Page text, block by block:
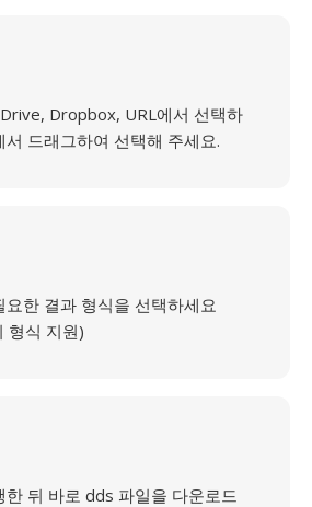
Dropbox, URL에서 선택하
서 드래그하여 선택해 주세요.
한 결과 형식을 선택하세요
형식 지원)
한 뒤 바로 dds 파일을 다운로드